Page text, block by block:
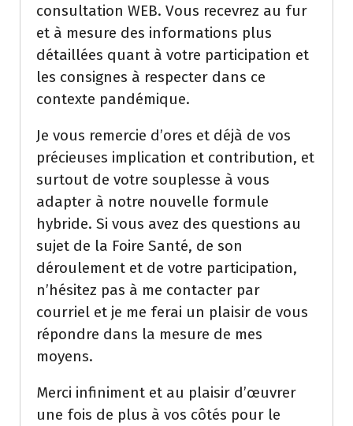
consultation WEB. Vous recevrez au fur
et à mesure des informations plus
détaillées quant à votre participation et
les consignes à respecter dans ce
contexte pandémique.
Je vous remercie d’ores et déjà de vos
précieuses implication et contribution, et
surtout de votre souplesse à vous
adapter à notre nouvelle formule
hybride. Si vous avez des questions au
sujet de la Foire Santé, de son
déroulement et de votre participation,
n’hésitez pas à me contacter par
courriel et je me ferai un plaisir de vous
répondre dans la mesure de mes
moyens.
Merci infiniment et au plaisir d’œuvrer
une fois de plus à vos côtés pour le